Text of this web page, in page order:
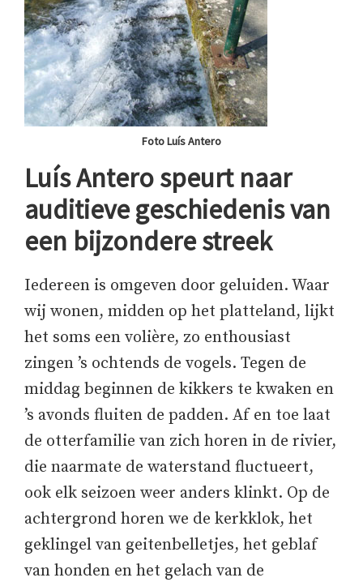
Foto Luís Antero
Luís Antero speurt naar
auditieve geschiedenis van
een bijzondere streek
Iedereen is omgeven door geluiden. Waar
wij wonen, midden op het platteland, lijkt
het soms een volière, zo enthousiast
zingen ’s ochtends de vogels. Tegen de
middag beginnen de kikkers te kwaken en
’s avonds fluiten de padden. Af en toe laat
de otterfamilie van zich horen in de rivier,
die naarmate de waterstand fluctueert,
ook elk seizoen weer anders klinkt. Op de
achtergrond horen we de kerkklok, het
geklingel van geitenbelletjes, het geblaf
van honden en het gelach van de